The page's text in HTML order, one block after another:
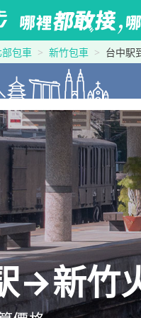
部包車 新竹包車 台中駅
→新竹